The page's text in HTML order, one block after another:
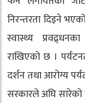
निरन्तरता दिइने
स्वास्थ्य
राखिएको छ ।
दर्शन तथा आरोग्य
सरकारले अघि सारेको